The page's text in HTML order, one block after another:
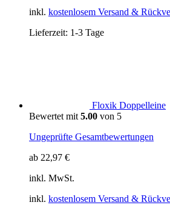
inkl. kostenlosem Versand &
Lieferzeit: 1-3 Tage
Floxik Doppelleine
Bewertet mit 5.00 von 5
Ungeprüfte Gesamtbewertungen
ab 22,97 €
inkl. MwSt.
inkl. kostenlosem Versand &